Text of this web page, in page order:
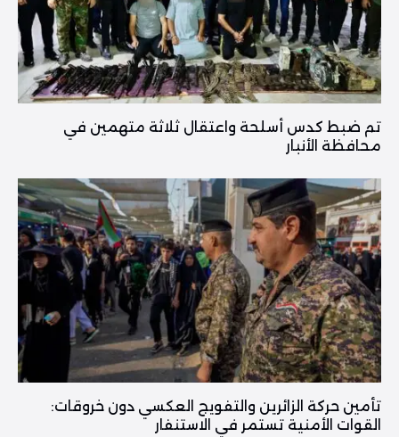
تم ضبط كدس أسلحة واعتقال ثلاثة متهمين في
محافظة الأنبار
تأمين حركة الزائرين والتفويج العكسي دون خروقات:
القوات الأمنية تستمر في الاستنفار